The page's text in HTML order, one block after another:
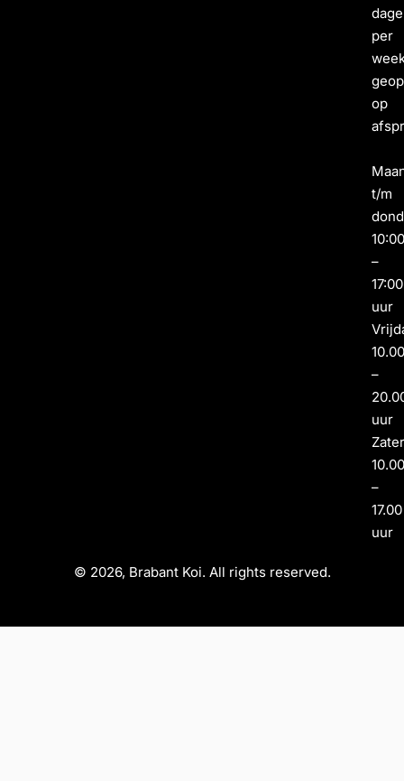
per
op
t/m
–
17:00
uur
–
uur
–
17.00
uur
© 2026, Brabant Koi. All rights reserved.